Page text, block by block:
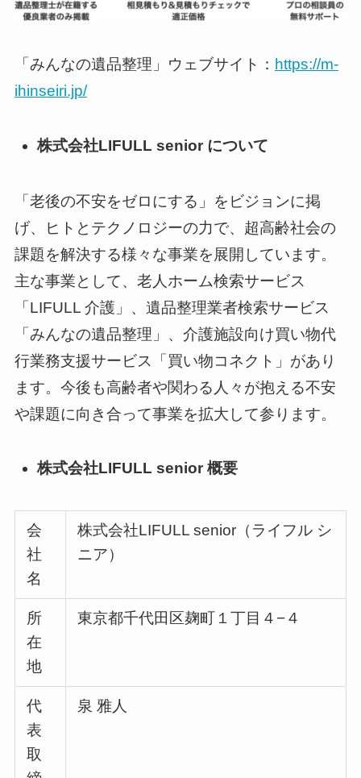
「みんなの遺品整理」ウェブサイト： https://m-
ihinseiri.jp/
株式会社LIFULL senior について
「老後の不安をゼロにする」をビジョンに掲
げ、ヒトとテクノロジーの力で、超高齢社会の
課題を解決する様々な事業を展開しています。
主な事業として、老人ホーム検索サービス
「LIFULL 介護」、遺品整理業者検索サービス
「みんなの遺品整理」、介護施設向け買い物代
行業務支援サービス「買い物コネクト」があり
ます。今後も高齢者や関わる人々が抱える不安
や課題に向き合って事業を拡大して参ります。
株式会社LIFULL senior 概要
会
社
名
株式会社LIFULL senior（ライフル シ
ニア）
所
在
地
東京都千代田区麹町１丁目４−４
代
表
取
泉 雅人